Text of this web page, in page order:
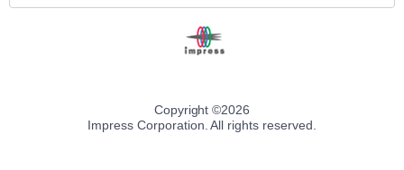
Copyright ©2026
Impress Corporation. All rights reserved.